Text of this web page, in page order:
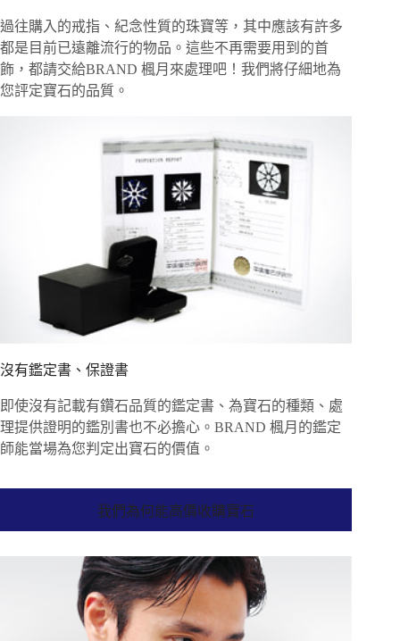
過往購入的戒指、紀念性質的珠寶等，其中應該有許多
都是目前已遠離流行的物品。這些不再需要用到的首
飾，都請交給BRAND 楓月來處理吧！我們將仔細地為
您評定寶石的品質。
沒有鑑定書、保證書
即使沒有記載有鑽石品質的鑑定書、為寶石的種類、處
理提供證明的鑑別書也不必擔心。BRAND 楓月的鑑定
師能當場為您判定出寶石的價值。
我們為何能高價收購寶石